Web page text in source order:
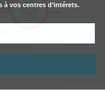
à vos centres d’intérets.